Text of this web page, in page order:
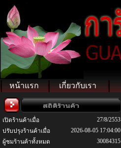
หน้าแรก เกี่ยวกับเรา
เปิดร้านค้าเมื่อ
27/8/2553
ปรับปรุงร้านค้าเมื่อ
2026-08-05 17:04:00
ผู้ชมร้านค้าทั้งหมด
30084315